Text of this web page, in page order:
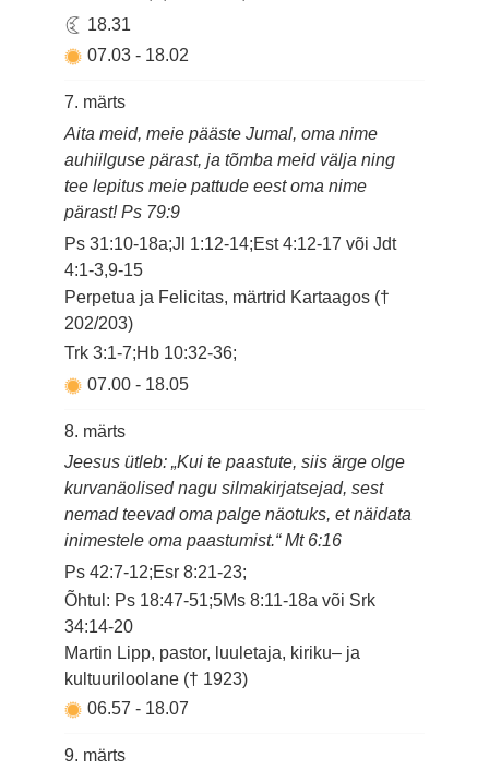
18.31
07.03- 18.02
7. märts
Aita meid, meie pääste Jumal, oma nime
auhiilguse pärast, ja tõmba meid välja ning
tee lepitus meie pattude eest oma nime
pärast! Ps 79:9
Ps 31:10-18a;Jl 1:12-14;Est 4:12-17 või Jdt
4:1-3,9-15
Perpetua ja Felicitas, märtrid Kartaagos (†
202/203)
Trk 3:1-7;Hb 10:32-36;
07.00- 18.05
8. märts
Jeesus ütleb: „Kui te paastute, siis ärge olge
kurvanäolised nagu silmakirjatsejad, sest
nemad teevad oma palge näotuks, et näidata
inimestele oma paastumist.“ Mt 6:16
Ps 42:7-12;Esr 8:21-23;
Õhtul: Ps 18:47-51;5Ms 8:11-18a või Srk
34:14-20
Martin Lipp, pastor, luuletaja, kiriku– ja
kultuuriloolane († 1923)
06.57- 18.07
9. märts